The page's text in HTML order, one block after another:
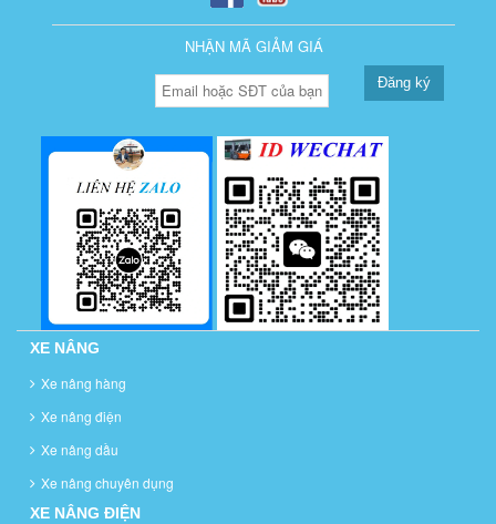
NHẬN MÃ GIẢM GIÁ
Đăng ký
XE NÂNG
Xe nâng hàng
Xe nâng điện
Xe nâng dầu
Xe nâng chuyên dụng
XE NÂNG ĐIỆN